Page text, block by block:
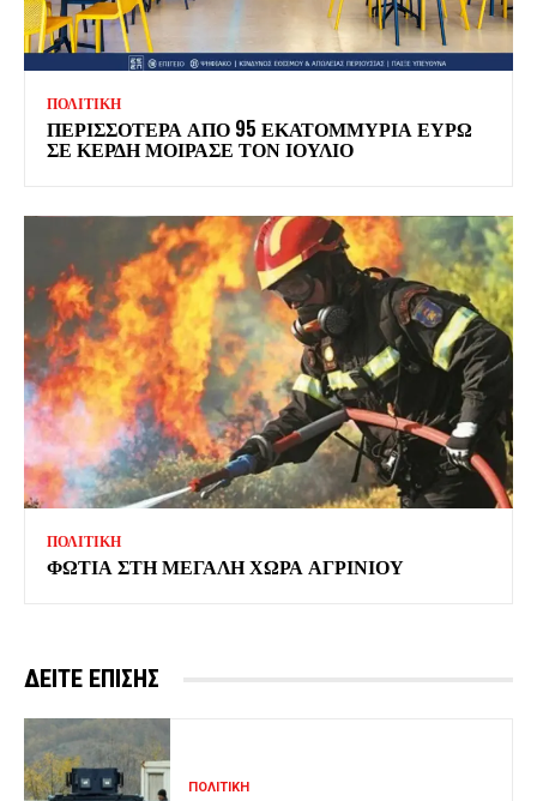
ΠΟΛΙΤΙΚΗ
ΠΕΡΙΣΣΟΤΕΡΑ ΑΠΟ 95 ΕΚΑΤΟΜΜΥΡΙΑ ΕΥΡΩ
ΣΕ ΚΕΡΔΗ ΜΟΙΡΑΣΕ ΤΟΝ ΙΟΥΛΙΟ
ΠΟΛΙΤΙΚΗ
ΦΩΤΙΑ ΣΤΗ ΜΕΓΑΛΗ ΧΩΡΑ ΑΓΡΙΝΙΟΥ
ΔΕΙΤΕ ΕΠΙΣΗΣ
ΠΟΛΙΤΙΚΗ